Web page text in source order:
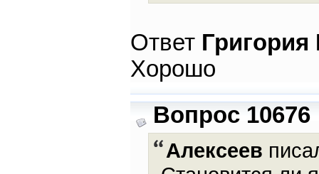
Ответ
Хорошо
Вопрос 10676
Алексеев